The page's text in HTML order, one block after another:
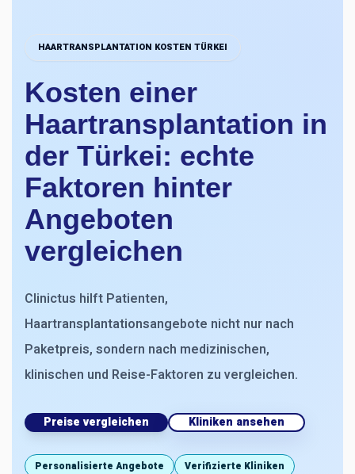
HAARTRANSPLANTATION KOSTEN TÜRKEI
Kosten einer
Haartransplantation in
der Türkei: echte
Faktoren hinter
Angeboten
vergleichen
Clinictus hilft Patienten,
Haartransplantationsangebote nicht nur nach
Paketpreis, sondern nach medizinischen,
klinischen und Reise-Faktoren zu vergleichen.
Preise vergleichen Kliniken ansehen
Personalisierte Angebote
Verifizierte Kliniken